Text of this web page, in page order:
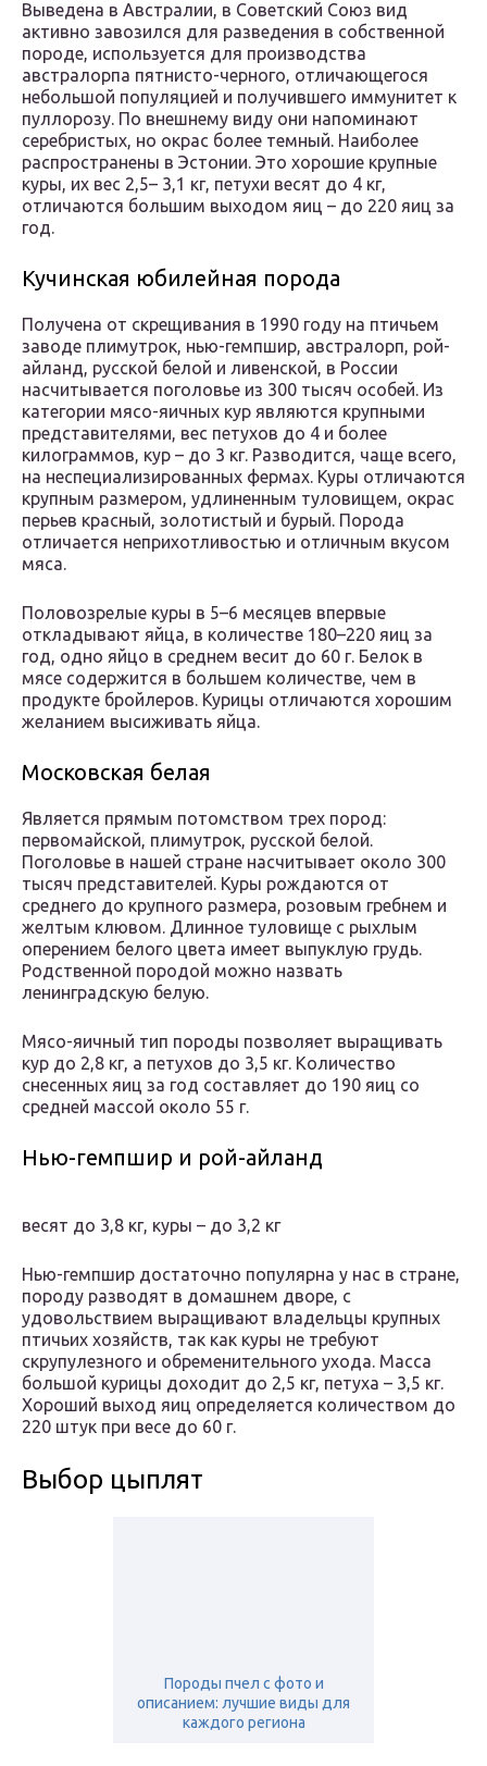
Выведена в Австралии, в Советский Союз вид
активно завозился для разведения в собственной
породе, используется для производства
австралорпа пятнисто-черного, отличающегося
небольшой популяцией и получившего иммунитет к
пуллорозу. По внешнему виду они напоминают
серебристых, но окрас более темный. Наиболее
распространены в Эстонии. Это хорошие крупные
куры, их вес 2,5– 3,1 кг, петухи весят до 4 кг,
отличаются большим выходом яиц – до 220 яиц за
год.
Кучинская юбилейная порода
Получена от скрещивания в 1990 году на птичьем
заводе плимутрок, нью-гемпшир, австралорп, рой-
айланд, русской белой и ливенской, в России
насчитывается поголовье из 300 тысяч особей. Из
категории мясо-яичных кур являются крупными
представителями, вес петухов до 4 и более
килограммов, кур – до 3 кг. Разводится, чаще всего,
на неспециализированных фермах. Куры отличаются
крупным размером, удлиненным туловищем, окрас
перьев красный, золотистый и бурый. Порода
отличается неприхотливостью и отличным вкусом
мяса.
Половозрелые куры в 5–6 месяцев впервые
откладывают яйца, в количестве 180–220 яиц за
год, одно яйцо в среднем весит до 60 г. Белок в
мясе содержится в большем количестве, чем в
продукте бройлеров. Курицы отличаются хорошим
желанием высиживать яйца.
Московская белая
Является прямым потомством трех пород:
первомайской, плимутрок, русской белой.
Поголовье в нашей стране насчитывает около 300
тысяч представителей. Куры рождаются от
среднего до крупного размера, розовым гребнем и
желтым клювом. Длинное туловище с рыхлым
оперением белого цвета имеет выпуклую грудь.
Родственной породой можно назвать
ленинградскую белую.
Мясо-яичный тип породы позволяет выращивать
кур до 2,8 кг, а петухов до 3,5 кг. Количество
снесенных яиц за год составляет до 190 яиц со
средней массой около 55 г.
Нью-гемпшир и рой-айланд
весят до 3,8 кг, куры – до 3,2 кг
Нью-гемпшир достаточно популярна у нас в стране,
породу разводят в домашнем дворе, с
удовольствием выращивают владельцы крупных
птичьих хозяйств, так как куры не требуют
скрупулезного и обременительного ухода. Масса
большой курицы доходит до 2,5 кг, петуха – 3,5 кг.
Хороший выход яиц определяется количеством до
220 штук при весе до 60 г.
Выбор цыплят
Породы пчел с фото и
описанием: лучшие виды для
каждого региона